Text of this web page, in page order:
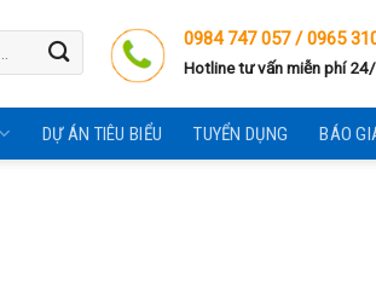
0984 747 057 /0965
Hotline tư vấn miễn phí
DỰ ÁN TIÊU BIỂU TUYỂN DỤNG BÁO